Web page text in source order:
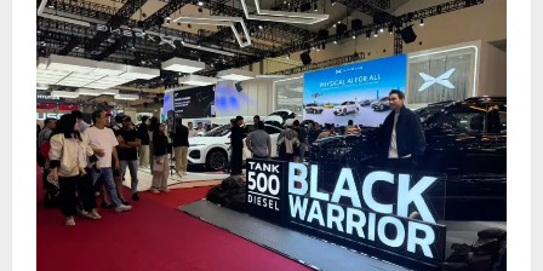
Nusantara
Dukung
Kampus
Berbasis
Perkebunan,
Arya
Sandhiyudha
Jadi
Mahasiswa
Angkatan
Pertama
Magister
ITSI